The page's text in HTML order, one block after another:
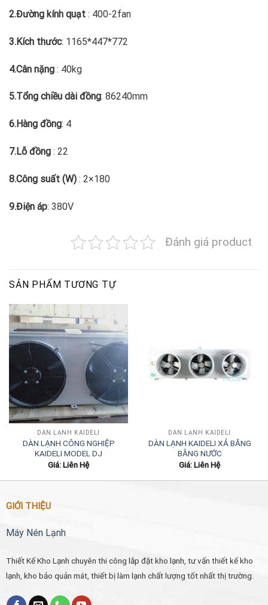
2.Đường kính quạt : 400-2fan
3.Kích thước: 1165*447*772
4.Cân nặng : 40kg
5.Tổng chiều dài đồng: 86240mm
6.Hàng đồng: 4
7.Lỗ đồng : 22
8.Công suất (W) : 2×180
9.Điện áp: 380V
Đánh giá product
SẢN PHẨM TƯƠNG TỰ
DÀN LẠNH KAIDELI
DÀN LẠNH CÔNG NGHIỆP
KAIDELI MODEL DJ
Giá: Liên Hệ
DÀN LẠNH KAIDELI
DÀN LẠNH KAIDELI XẢ BĂNG
BẰNG NƯỚC
Giá: Liên Hệ
GIỚI THIỆU
Máy Nén Lạnh
Thiết Kế Kho Lạnh chuyên thi công lắp đặt kho lạnh, tư vấn thiết kế kho
lạnh, kho bảo quản mát, thiết bị làm lạnh chất lượng tốt nhất thị trường.